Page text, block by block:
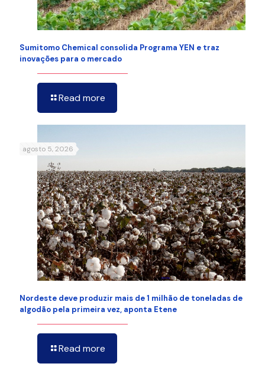
Sumitomo Chemical consolida Programa YEN e traz
inovações para o mercado
Read more
agosto 5, 2026
Nordeste deve produzir mais de 1 milhão de toneladas de
algodão pela primeira vez, aponta Etene
Read more